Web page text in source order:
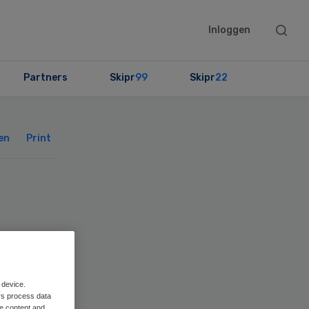
Inloggen
Search
Partners Skipr99 Skipr22
Print
process data